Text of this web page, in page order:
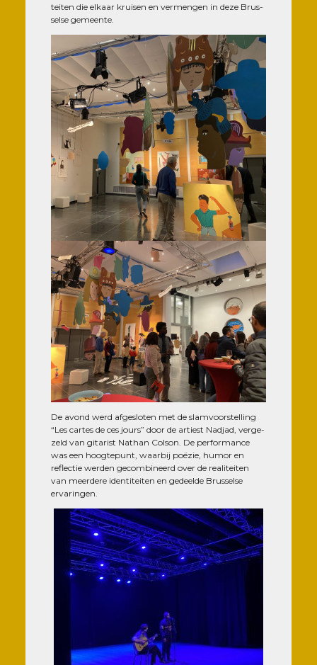
tei­ten die elkaar krui­sen en ver­men­gen in deze Brus­
selse gemeente.
De avond werd afges­lo­ten met de slam­voors­tel­ling
“Les cartes de ces jours” door de artiest Nad­jad, ver­ge­
zeld van gita­rist Nathan Col­son. De per­for­mance
was een hoog­te­punt, waar­bij poë­zie, humor en
reflec­tie wer­den gecom­bi­neerd over de rea­li­tei­ten
van meer­dere iden­ti­tei­ten en gedeelde Brus­selse
ervaringen.